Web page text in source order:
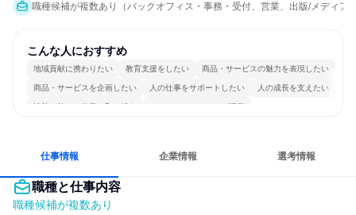
職種候補が複数あり（バックオフィス・事務・受付、営業、出版/メディア/
こんな人におすすめ
地域貢献に携わりたい 教育支援をしたい 商品・サービスの魅力を表現したい
商品・サービスを企画したい 人の仕事をサポートしたい 人の成長を支えたい
情熱を持って仕事に取り組む コミュニケーションが活発
仕事情報 企業情報 選考情報
職種と仕事内容
職種候補が複数あり